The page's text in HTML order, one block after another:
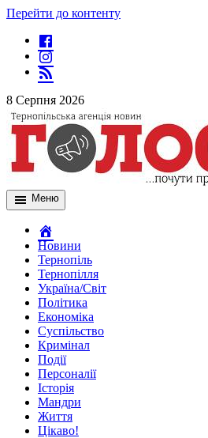
Перейти до контенту
8 Серпня 2026
Меню
Новини
Тернопіль
Тернопілля
Україна/Світ
Політика
Економіка
Суспільство
Кримінал
Події
Персоналії
Історія
Мандри
Життя
Цікаво!